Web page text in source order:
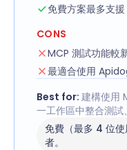
免費方案最多支
CONS
MCP 測試功能較
最適合使用
Best for: 建構使用
一工作區中整合測
免費（最多 4 位
者。